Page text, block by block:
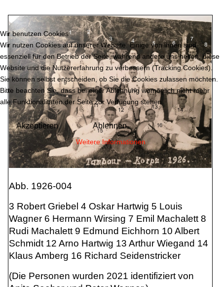
Abb. 1926-004
3 Robert Griebel 4 Oskar Hartwig 5 Louis
Wagner 6 Hermann Wirsing 7 Emil Machalett 8
Rudi Machalett 9 Edmund Eichhorn 10 Albert
Schmidt 12 Arno Hartwig 13 Arthur Wiegand 14
Klaus Amberg 16 Richard Seidenstricker
(Die Personen wurden 2021 identifiziert von
Wir benutzen Cookies
Wir nutzen Cookies auf unserer Website. Einige von ihnen sind
essenziell für den Betrieb der Seite, während andere uns helfen, diese
Website und die Nutzererfahrung zu verbessern (Tracking Cookies).
Sie können selbst entscheiden, ob Sie die Cookies zulassen möchten.
Bitte beachten Sie, dass bei einer Ablehnung womöglich nicht mehr
alle Funktionalitäten der Seite zur Verfügung stehen.
Akzeptieren Ablehnen
Weitere Informationen